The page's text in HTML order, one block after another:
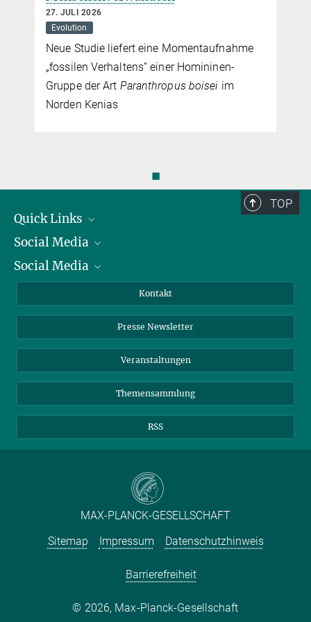
27. JULI 2026
Evolution
Neue Studie liefert eine Momentaufnahme
„fossilen Verhaltens“ einer Homininen-
Gruppe der Art Paranthropus boisei im
Norden Kenias
◼
TOP
Quick Links
Präsident
Zahlen und Fakten
Meldestelle Fehlverhalten
Social Media
Bluesky
Social Media
YouTube
Kontakt
Presse Newsletter
Veranstaltungen
Themensammlung
RSS
MAX-PLANCK-GESELLSCHAFT
Sitemap
Impressum Datenschutzhinweis
Barrierefreiheit
2026, Max-Planck-Gesellschaft